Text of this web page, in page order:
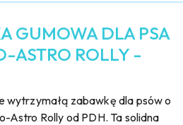
GUMOWA DLA PSA
ASTRO ROLLY -
wytrzymałą zabawkę dla psów o
Astro Rolly od PDH. Ta solidna